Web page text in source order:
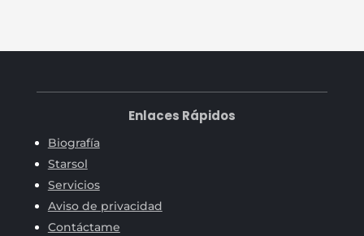
Enlaces Rápidos
Biografía
Starsol
Servicios
Aviso de privacidad
Contáctame